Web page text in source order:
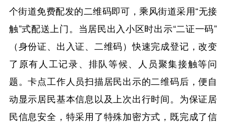
个街道免费配发的二维码即可，乘风街道采用“无接
触”式配送上门。当居民出入小区时出示“二证一码”
（身份证、出入证、二维码）快速完成登记，改变
了原有人工记录、排队等候、人员聚集接触等问
题。卡点工作人员扫描居民出示的二维码后，便自
动显示居民基本信息以及上次出行时间。为保证居
民信息安全，特采用了特殊加密方式，既完成了信